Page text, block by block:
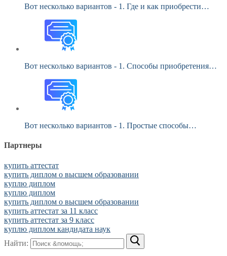
Вот несколько вариантов - 1. Где и как приобрести…
Вот несколько вариантов - 1. Способы приобретения…
Вот несколько вариантов - 1. Простые способы…
Партнеры
купить аттестат
купить диплом о высшем образовании
куплю диплом
куплю диплом
купить диплом о высшем образовании
купить аттестат за 11 класс
купить аттестат за 9 класс
куплю диплом кандидата наук
Найти: